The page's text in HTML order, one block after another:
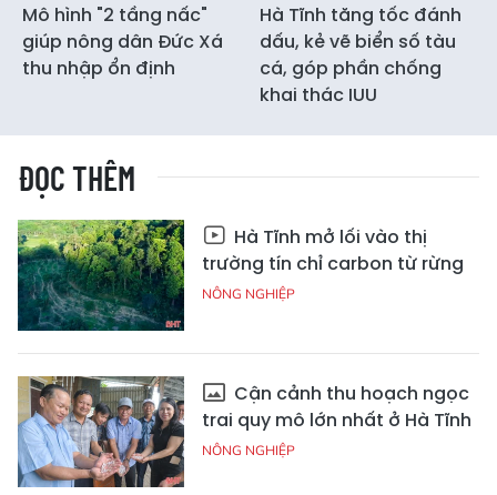
Mô hình "2 tầng nấc"
giúp nông dân Đức Xá
thu nhập ổn định
Hà Tĩnh tăng tốc đánh
dấu, kẻ vẽ biển số tàu
cá, góp phần chống
khai thác IUU
ĐỌC THÊM
Hà Tĩnh mở lối vào thị
trường tín chỉ carbon từ rừng
NÔNG NGHIỆP
Cận cảnh thu hoạch ngọc
trai quy mô lớn nhất ở Hà Tĩnh
NÔNG NGHIỆP